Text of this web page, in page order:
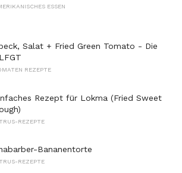
ESSEN
Salat + Fried Green Tomato - Die
REZEPTE
Rezept für Lokma (Fried Sweet
REZEPTE
Bananentorte
REZEPTE